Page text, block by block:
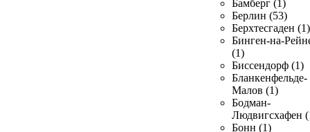
Бамберг (1)
Берлин (53)
Берхтесгаден (1)
Бинген-на-
(1)
Биссендорф (1)
Бланкенфельде-
Малов (1)
Бодман-
Людвигсхафен
Бонн (1)